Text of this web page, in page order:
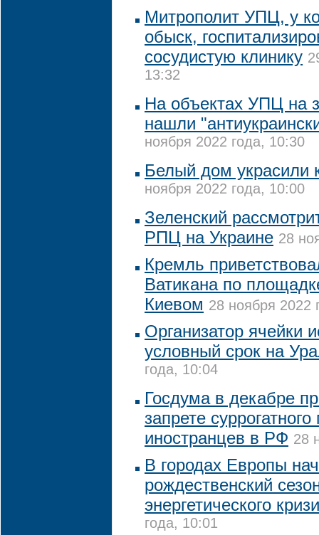
Митрополит УПЦ, у
обыск,
сосудистую клинику
13:32
На объектах УПЦ на
нашли
ноября 2022 года, 10:30
Белый дом украсили
ноября 2022 года, 10:00
Зеленский
РПЦ на Украине 28
Кремль
Ватикана по
Киевом 28 ноября 2022
Организатор ячейки
условный срок на
года, 10:04
Госдума в декабре
запрете
иностранцев в РФ 28
В городах Европы
рождественский
энергетического
года, 10:01